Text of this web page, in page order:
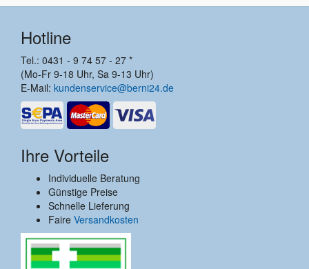
Hotline
Tel.: 0431 - 9 74 57 - 27 *
(Mo-Fr 9-18 Uhr, Sa 9-13 Uhr)
E-Mail: kundenservice@berni24.de
Ihre Vorteile
Individuelle Beratung
Günstige Preise
Schnelle Lieferung
Faire Versandkosten